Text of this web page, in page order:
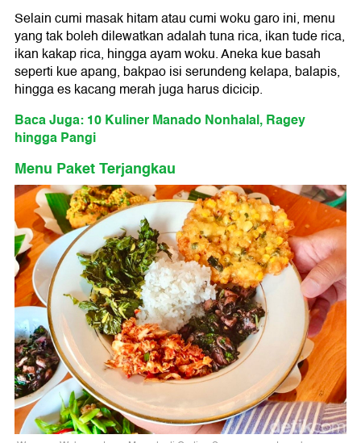
Selain cumi masak hitam atau cumi woku garo ini, menu
yang tak boleh dilewatkan adalah tuna rica, ikan tude rica,
ikan kakap rica, hingga ayam woku. Aneka kue basah
seperti kue apang, bakpao isi serundeng kelapa, balapis,
hingga es kacang merah juga harus dicicip.
Baca Juga: 10 Kuliner Manado Nonhalal, Ragey
hingga Pangi
Menu Paket Terjangkau